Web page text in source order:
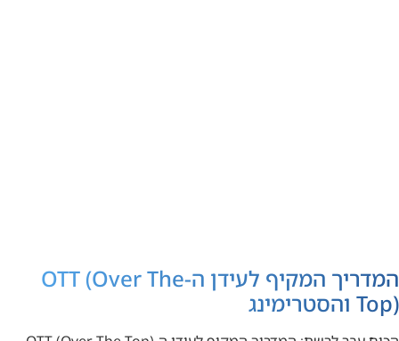
המדריך המקיף לעידן ה-OTT (Over The
Top) והסטרימינג